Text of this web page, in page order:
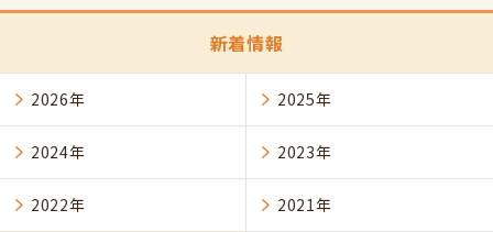
新着情報
2026年 2025年
2024年 2023年
2022年 2021年